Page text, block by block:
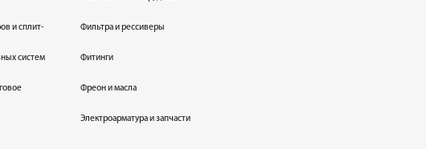
и сплит-
систем
Фильтра и рессиверы
Фитинги
Фреон и масла
Электроарматура и запчасти